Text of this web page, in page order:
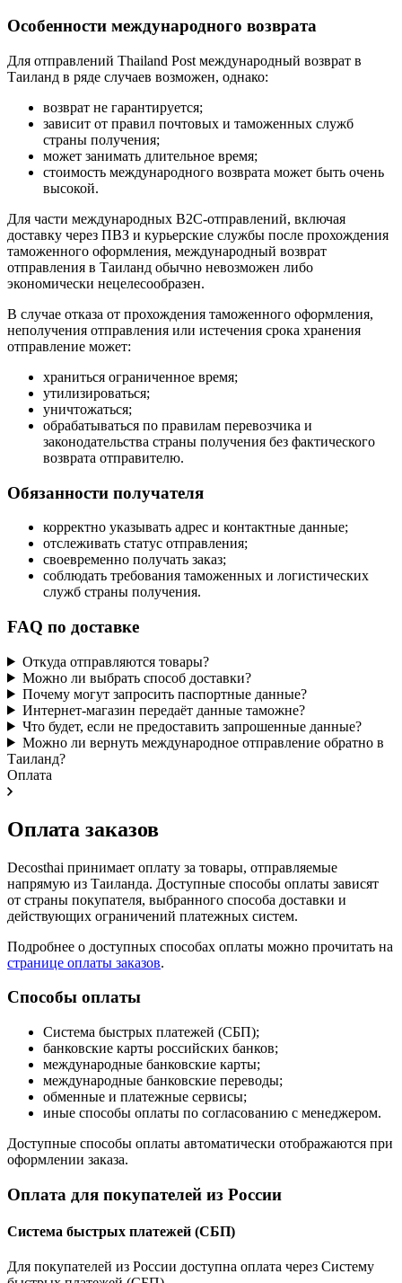
Особенности международного возврата
Для отправлений Thailand Post международный возврат в
Таиланд в ряде случаев возможен, однако:
возврат не гарантируется;
зависит от правил почтовых и таможенных служб
страны получения;
может занимать длительное время;
стоимость международного возврата может быть очень
высокой.
Для части международных B2C-отправлений, включая
доставку через ПВЗ и курьерские службы после прохождения
таможенного оформления, международный возврат
отправления в Таиланд обычно невозможен либо
экономически нецелесообразен.
В случае отказа от прохождения таможенного оформления,
неполучения отправления или истечения срока хранения
отправление может:
храниться ограниченное время;
утилизироваться;
уничтожаться;
обрабатываться по правилам перевозчика и
законодательства страны получения без фактического
возврата отправителю.
Обязанности получателя
корректно указывать адрес и контактные данные;
отслеживать статус отправления;
своевременно получать заказ;
соблюдать требования таможенных и логистических
служб страны получения.
FAQ по доставке
Откуда отправляются товары?
Можно ли выбрать способ доставки?
Почему могут запросить паспортные данные?
Интернет-магазин передаёт данные таможне?
Что будет, если не предоставить запрошенные данные?
Можно ли вернуть международное отправление обратно в
Таиланд?
Оплата
Оплата заказов
Decosthai принимает оплату за товары, отправляемые
напрямую из Таиланда. Доступные способы оплаты зависят
от страны покупателя, выбранного способа доставки и
действующих ограничений платежных систем.
Подробнее о доступных способах оплаты можно прочитать на
странице оплаты заказов.
Способы оплаты
Система быстрых платежей (СБП);
банковские карты российских банков;
международные банковские карты;
международные банковские переводы;
обменные и платежные сервисы;
иные способы оплаты по согласованию с менеджером.
Доступные способы оплаты автоматически отображаются при
оформлении заказа.
Оплата для покупателей из России
Система быстрых платежей (СБП)
Для покупателей из России доступна оплата через Систему